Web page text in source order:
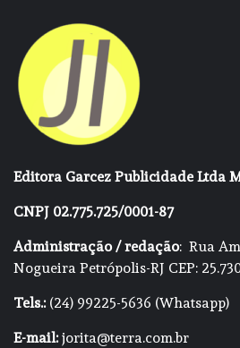
Editora Garcez Publicidade Ltda
CNPJ 02.775.725/0001-87
Administração / redação: Rua
Nogueira Petrópolis-RJ CEP:
Tels.:(24) 99225-5636 (Whatsapp)
E-mail:jorita@terra.com.br